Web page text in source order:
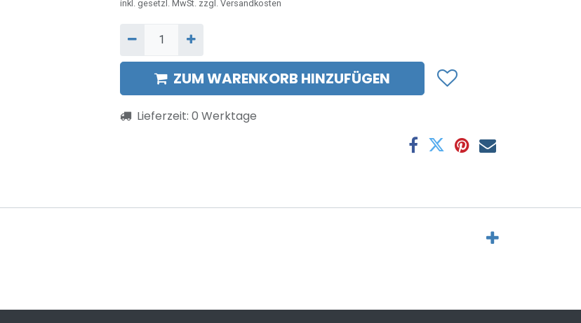
inkl. gesetzl. MwSt. zzgl. Versandkosten
ZUM WARENKORB HINZUFÜGEN
Lieferzeit: 0 Werktage